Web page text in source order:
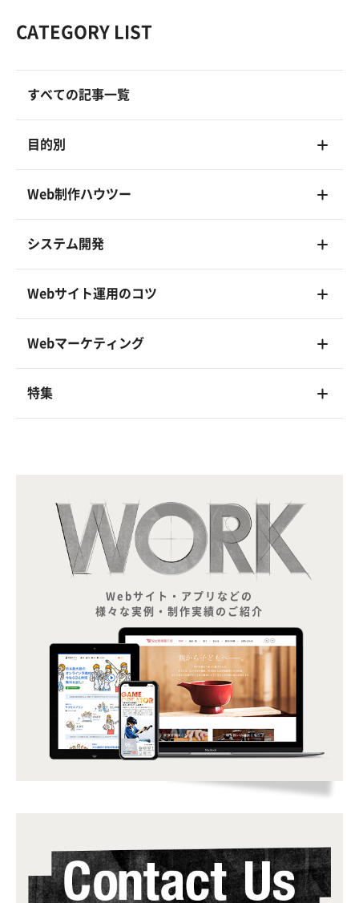
CATEGORY LIST
すべての記事一覧
目的別
Web制作ハウツー
システム開発
Webサイト運用のコツ
Webマーケティング
特集
Webサイト・アプリなどの
様々な実例・制作実績のご紹介